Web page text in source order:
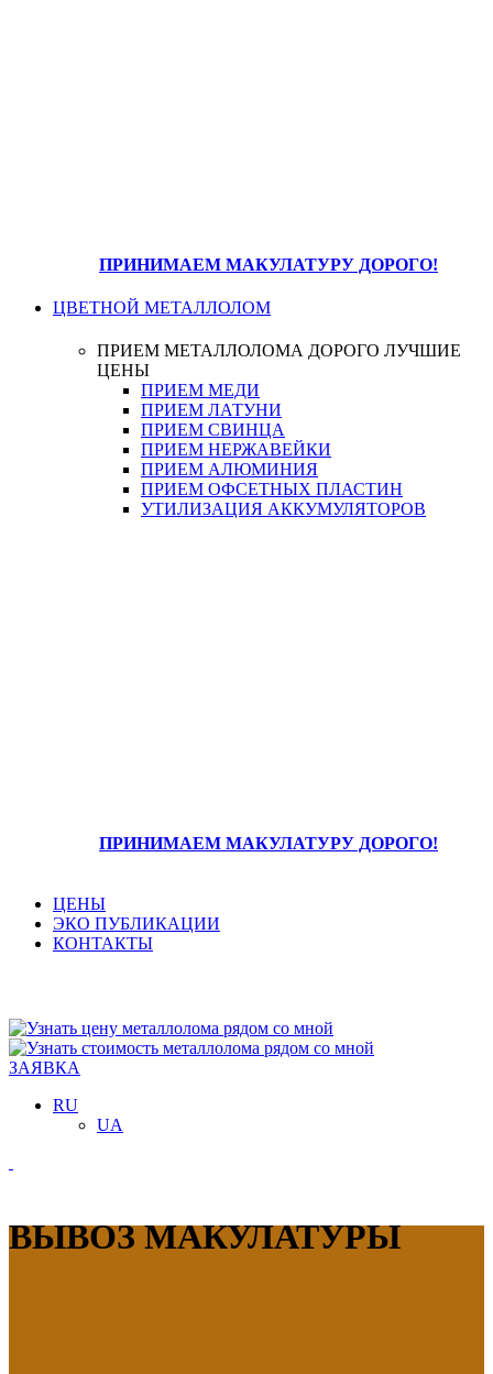
ПРИНИМАЕМ МАКУЛАТУРУ ДОРОГО!
ЦВЕТНОЙ МЕТАЛЛОЛОМ
ПРИЕМ МЕТАЛЛОЛОМА ДОРОГО ЛУЧШИЕ
ЦЕНЫ
ПРИЕМ МЕДИ
ПРИЕМ ЛАТУНИ
ПРИЕМ СВИНЦА
ПРИЕМ НЕРЖАВЕЙКИ
ПРИЕМ АЛЮМИНИЯ
ПРИЕМ ОФСЕТНЫХ ПЛАСТИН
УТИЛИЗАЦИЯ АККУМУЛЯТОРОВ
ПРИНИМАЕМ МАКУЛАТУРУ ДОРОГО!
ЦЕНЫ
ЭКО ПУБЛИКАЦИИ
КОНТАКТЫ
ЗАЯВКА
RU
UA
ВЫВОЗ МАКУЛАТУРЫ